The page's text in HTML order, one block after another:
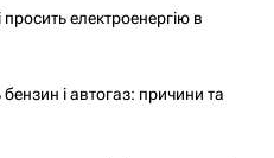
електроенергію в
і автогаз: причини та